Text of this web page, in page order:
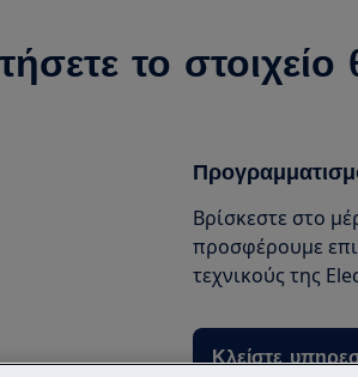
το
Βρίσκεστε στο
προσφέρουμε
τεχνικούς της
Κλείστε